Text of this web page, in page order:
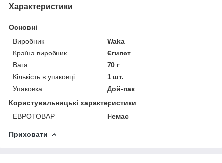
Характеристики
Основні
Виробник
Waka
Країна виробник
Єгипет
Вага
70 г
Кількість в упаковці
1 шт.
Упаковка
Дой-пак
Користувальницькі характеристики
ЕВРОТОВАР
Немає
Приховати